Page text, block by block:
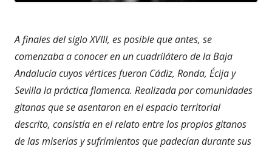
A finales del siglo XVIII, es posible que antes, se
comenzaba a conocer en un cuadrilátero de la Baja
Andalucía cuyos vértices fueron Cádiz, Ronda, Écija y
Sevilla la práctica flamenca. Realizada por comunidades
gitanas que se asentaron en el espacio territorial
descrito, consistía en el relato entre los propios gitanos
de las miserias y sufrimientos que padecían durante sus